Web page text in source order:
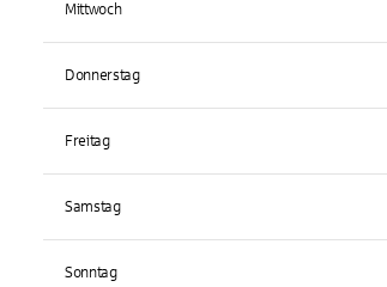
Mittwoch
Donnerstag
Freitag
Samstag
Sonntag